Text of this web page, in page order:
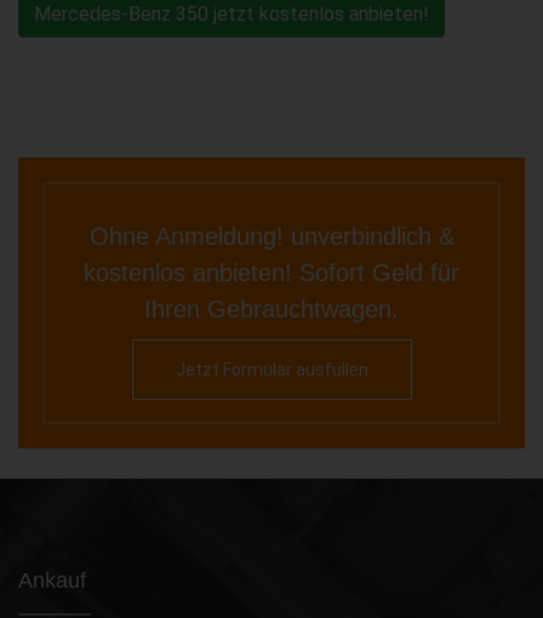
Mercedes-Benz 350 jetzt kostenlos anbieten!
Ohne Anmeldung! unverbindlich &
kostenlos anbieten! Sofort Geld für
Ihren Gebrauchtwagen.
Jetzt Formular ausfüllen
Ankauf